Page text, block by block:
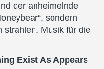
der anheimelnde
sondern
strahlen. Musik für die
Exist As Appears